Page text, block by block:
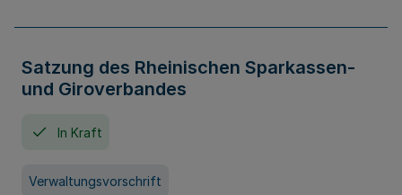
Satzung des Rheinischen Sparkassen-
und Giroverbandes
In Kraft
Verwaltungsvorschrift